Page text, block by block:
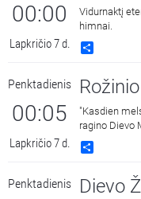
00:00
Lapkričio 7 d.
Vidurnaktį
himnai.
Penktadienis
00:05
Lapkričio 7 d.
"Kasdien
ragino Dievo
Penktadienis Dievo